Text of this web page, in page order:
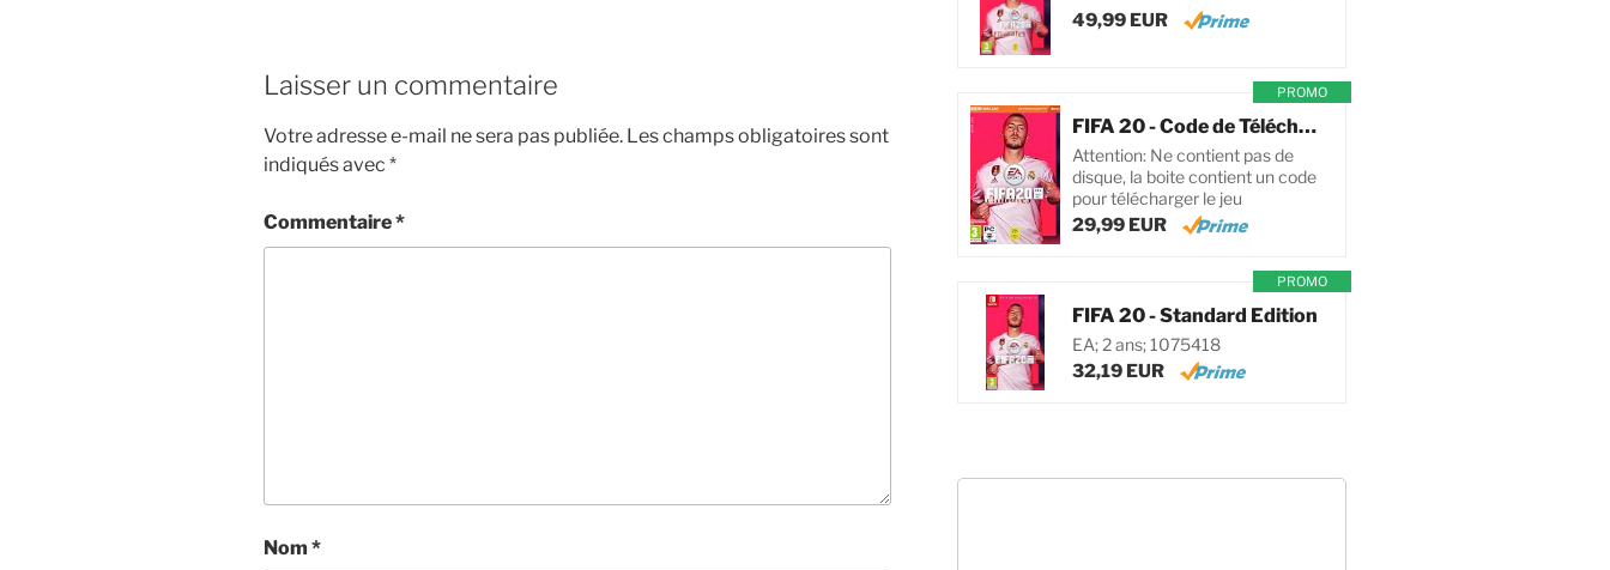
Laisser un commentaire
Votre adresse e-mail ne sera pas publiée. Les champs obligatoires sont
indiqués avec *
Commentaire*
Nom *
49,99 EUR
PROMO
FIFA 20 - Code de Téléchargement pour PC
Attention: Ne contient pas de
disque, la boite contient un code
pour télécharger le jeu
29,99 EUR
PROMO
FIFA 20 - Standard Edition
EA; 2 ans; 1075418
32,19 EUR